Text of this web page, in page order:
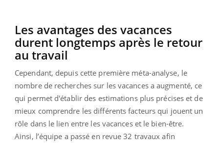
Les avantages des vacances
durent longtemps après le retour
au travail
Cependant, depuis cette première méta-analyse, le
nombre de recherches sur les vacances a augmenté, ce
qui permet d'établir des estimations plus précises et de
mieux comprendre les différents facteurs qui jouent un
rôle dans le lien entre les vacances et le bien-être.
Ainsi, l’équipe a passé en revue 32 travaux afin